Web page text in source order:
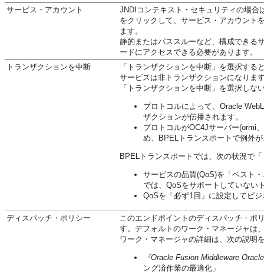
サービス・アカウント
JNDIコンテキスト・セキュリティの場
をクリックして、サービス・アカウント
ます。
静的またはパススルーなど、構成できる
ードにアクセスできる必要があります。
トランザクションを中断
「トランザクションを中断」を選択す
サービスは非トランザクションになりま
「トランザクションを中断」を選択しな
プロトコルによって、Oracle
ザクションが伝播されます。
プロトコルがOC4Jサーバー(ormi
め、BPELトランスポートで例外
BPELトランスポートでは、次の状況で
サービスの品質(QoS)を「ベスト
では、QoSをサポートしていない
QoSを「必ず1回」に設定してビ
ディスパッチ・ポリシー
このエンドポイントのディスパッチ・ポ
す。デフォルトのワーク・マネージャは
ワーク・マネージャの詳細は、次の説明
『Oracle Fusion Middleware
ング済作業の最適化」